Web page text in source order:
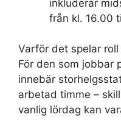
inkluderar
från kl. 16.00
Varför det spelar roll
För den som jobbar
innebär
arbetad timme –
vanlig lördag kan